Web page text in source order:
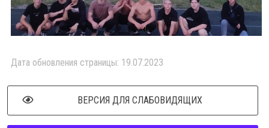
Дата обновления страницы: 19.07.2023
ВЕРСИЯ ДЛЯ СЛАБОВИДЯЩИХ